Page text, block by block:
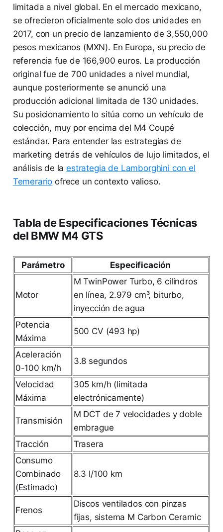
limitada a nivel global. En el mercado mexicano,
se ofrecieron oficialmente solo dos unidades en
2017, con un precio de lanzamiento de 3,550,000
pesos mexicanos (MXN). En Europa, su precio de
referencia fue de 166,900 euros. La producción
original fue de 700 unidades a nivel mundial,
aunque posteriormente se anunció una
producción adicional limitada de 130 unidades.
Su posicionamiento lo sitúa como un vehículo de
colección, muy por encima del M4 Coupé
estándar. Para entender las estrategias de
marketing detrás de vehículos de lujo limitados, el
análisis de laestrategia de Lamborghini con el
Temerario ofrece un contexto valioso.
Tabla de Especificaciones Técnicas
del BMW M4 GTS
Parámetro Especificación
Motor
M TwinPower Turbo, 6 cilindros
en línea, 2.979 cm³, biturbo,
inyección de agua
Potencia
Máxima
500 CV (493 hp)
Aceleración
0-100 km/h
3.8 segundos
Velocidad
Máxima
305 km/h (limitada
electrónicamente)
Transmisión
M DCT de 7 velocidades y doble
embrague
Tracción
Trasera
Consumo
Combinado
(Estimado)
8.3 l/100 km
Frenos
Discos ventilados con pinzas
fijas, sistema M Carbon Ceramic